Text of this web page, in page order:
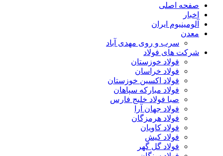
صفحه اصلی
اخبار
آلومینیوم ایران
معدن
سرب و روی مهدی آباد
شرکت های فولاد
فولاد خوزستان
فولاد خراسان
فولاد اکسین خوزستان
فولاد مبارکه سپاهان
صبا فولاد خلیج فارس
فولاد جهان آرا
فولاد هرمزگان
فولاد کاویان
فولاد کیش
فولاد گل گهر